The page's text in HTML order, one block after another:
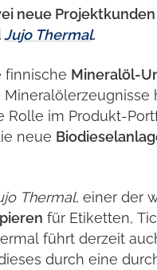
neue
Jujo Thermal.
finnische Mineralöl-
Rolle im Produkt-
neue
Thermal, einer der
für Etiketten,
führt derzeit
durch eine